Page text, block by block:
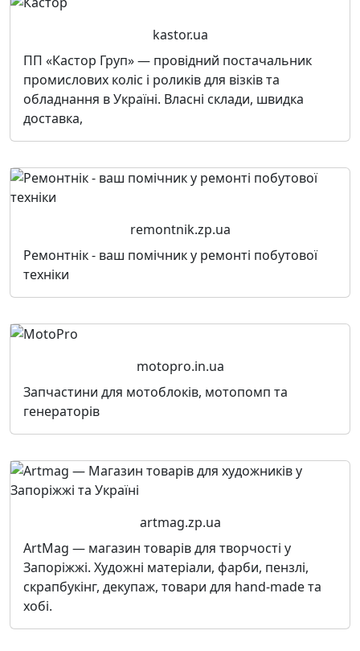
kastor.ua
ПП «Кастор Груп» — провідний постачальник
промислових коліс і роликів для візків та
обладнання в Україні. Власні склади, швидка
доставка,
remontnik.zp.ua
Ремонтнік - ваш помічник у ремонті побутової
техніки
motopro.in.ua
Запчастини для мотоблоків, мотопомп та
генераторів
artmag.zp.ua
ArtMag — магазин товарів для творчості у
Запоріжжі. Художні матеріали, фарби, пензлі,
скрапбукінг, декупаж, товари для hand-made та
хобі.